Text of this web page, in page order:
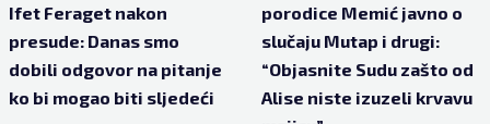
Ifet Feraget nakon
presude: Danas smo
dobili odgovor na pitanje
ko bi mogao biti sljedeći
porodice Memić javno o
slučaju Mutap i drugi:
“Objasnite Sudu zašto od
Alise niste izuzeli krvavu